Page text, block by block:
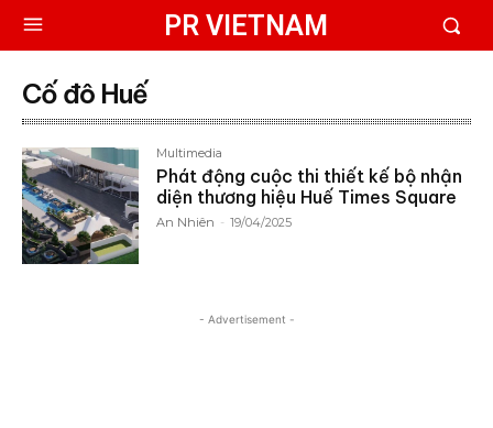
PR VIETNAM
Cố đô Huế
Multimedia
Phát động cuộc thi thiết kế bộ nhận
diện thương hiệu Huế Times Square
An Nhiên - 19/04/2025
- Advertisement -